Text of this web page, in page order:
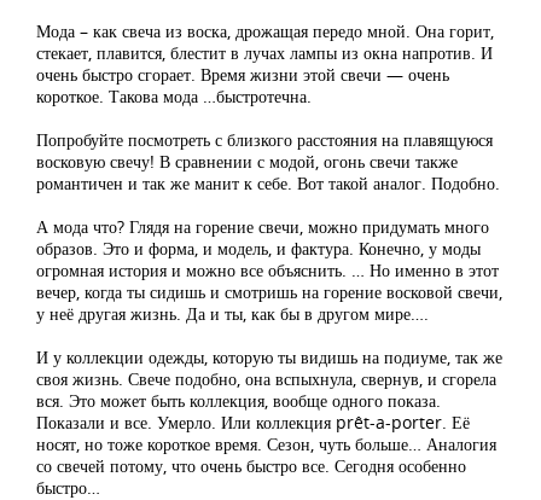
Мода – как свеча из воска, дрожащая передо мной. Она горит,
стекает, плавится, блестит в лучах лампы из окна напротив. И
очень быстро сгорает. Время жизни этой свечи — очень
короткое. Такова мода …быстротечна.
Попробуйте посмотреть с близкого расстояния на плавящуюся
восковую свечу! В сравнении с модой, огонь свечи также
романтичен и так же манит к себе. Вот такой аналог. Подобно.
А мода что? Глядя на горение свечи, можно придумать много
образов. Это и форма, и модель, и фактура. Конечно, у моды
огромная история и можно все объяснить. … Но именно в этот
вечер, когда ты сидишь и смотришь на горение восковой свечи,
у неё другая жизнь. Да и ты, как бы в другом мире….
И у коллекции одежды, которую ты видишь на подиуме, так же
своя жизнь. Свече подобно, она вспыхнула, свернув, и сгорела
вся. Это может быть коллекция, вообще одного показа.
Показали и все. Умерло. Или коллекция prêt-a-porter. Её
носят, но тоже короткое время. Сезон, чуть больше… Аналогия
со свечей потому, что очень быстро все. Сегодня особенно
быстро…